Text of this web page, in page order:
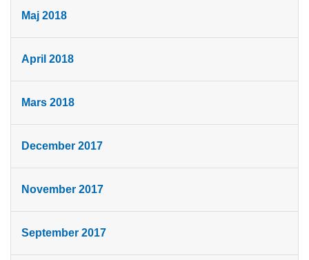
Maj 2018
April 2018
Mars 2018
December 2017
November 2017
September 2017